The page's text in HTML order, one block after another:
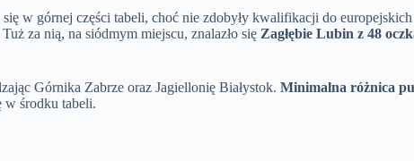
w górnej części tabeli, choć nie zdobyły kwalifikacji do
za nią, na siódmym miejscu, znalazło się Zagłębie Lubin z 48
Górnika Zabrze oraz Jagiellonię Białystok. Minimalna różnica
w środku tabeli.